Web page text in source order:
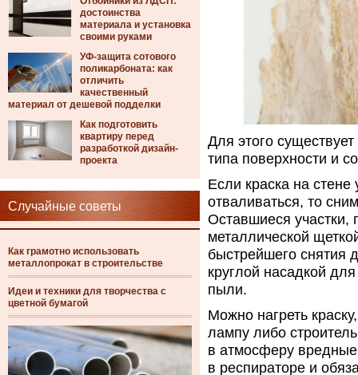
достоинства
материала и установка
своими руками
УФ-защита сотового
поликарбоната: как
отличить
качественный
материал от дешевой подделки
Как подготовить
квартиру перед
разработкой дизайн-
проекта
Случайные советы
Как грамотно использовать
металлопрокат в строительстве
Идеи и техники для творчества с
цветной бумагой
Для этого
типа поверхности и
Если краска на
отваливаться, то
Оставшиеся участки,
металлической
быстрейшего снятия
круглой насадкой
пыли.
Можно нагреть
лампу либо
в атмосферу вредные
в респираторе и